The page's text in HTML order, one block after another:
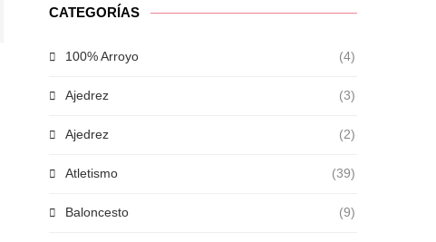
CATEGORÍAS
100% Arroyo (4)
Ajedrez (3)
Ajedrez (2)
Atletismo (39)
Baloncesto (9)